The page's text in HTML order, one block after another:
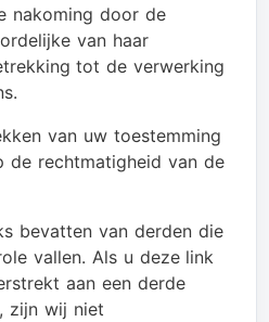
nakoming door de
van haar
tot de verwerking
van uw toestemming
de rechtmatigheid van de
bevatten van derden die
vallen. Als u deze link
aan een derde
zijn wij niet